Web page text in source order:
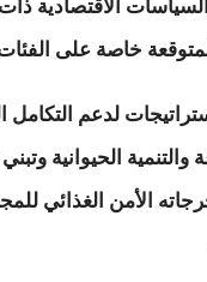
الاقتصادية ذات
خاصة على
لدعم
والتنمية الحيوانية
الأمن الغذائي